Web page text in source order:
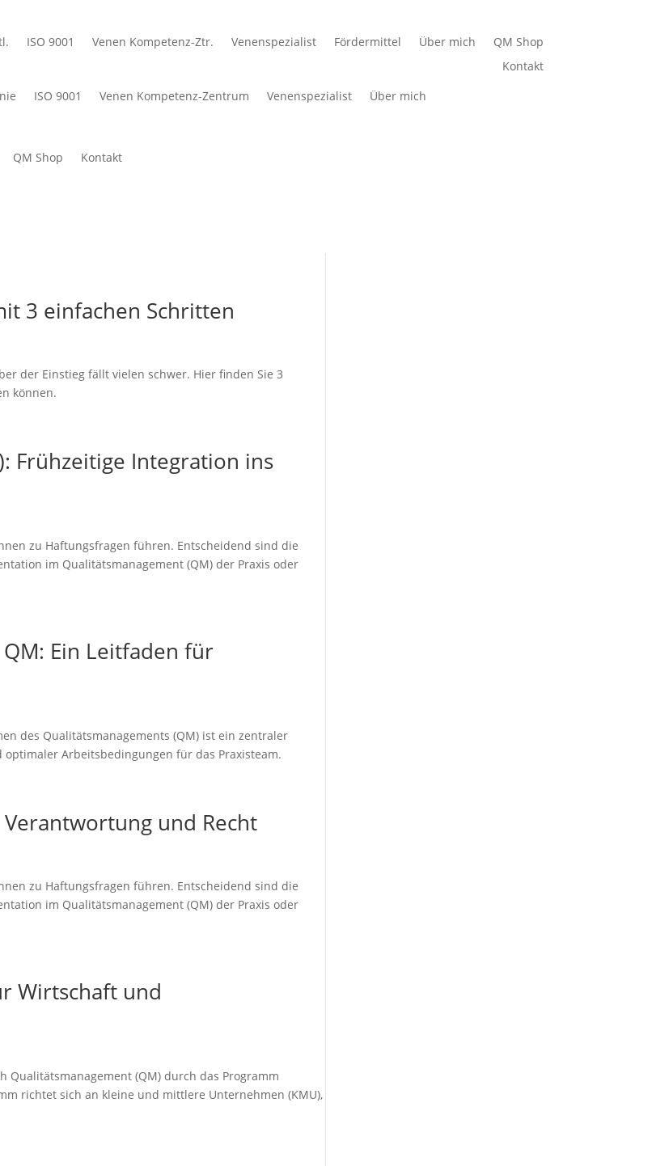
ISO 9001 Venen Kompetenz-Ztr. Venenspezialist Fördermittel Über mich
QM Shop
Kontakt
ISO 9001 Venen Kompetenz-Zentrum Venenspezialist Über mich
QM Shop Kontakt
3 einfachen Schritten
der Einstieg fällt vielen schwer. Hier finden Sie 3
können.
Frühzeitige Integration ins
zu Haftungsfragen führen. Entscheidend sind die
im Qualitätsmanagement (QM) der Praxis oder
Ein Leitfaden für
des Qualitätsmanagements (QM) ist ein zentraler
Arbeitsbedingungen für das Praxisteam.
und Recht
zu Haftungsfragen führen. Entscheidend sind die
im Qualitätsmanagement (QM) der Praxis oder
Wirtschaft und
Qualitätsmanagement (QM) durch das Programm
richtet sich an kleine und mittlere Unternehmen (KMU),